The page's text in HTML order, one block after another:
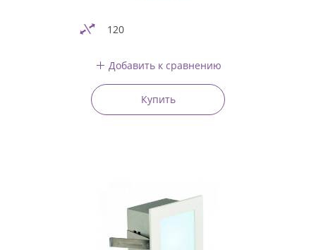
120
Добавить к сравнению
Купить